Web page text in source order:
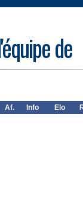
de
Af. Info Elo